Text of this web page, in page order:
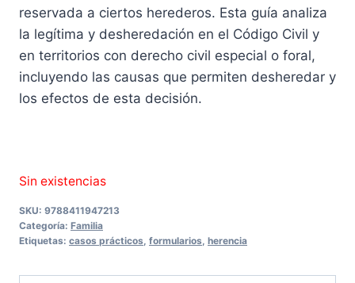
reservada a ciertos herederos. Esta guía analiza
la legítima y desheredación en el Código Civil y
en territorios con derecho civil especial o foral,
incluyendo las causas que permiten desheredar y
los efectos de esta decisión.
Sin existencias
SKU: 9788411947213
Categoría: Familia
Etiquetas: casos prácticos, formularios, herencia